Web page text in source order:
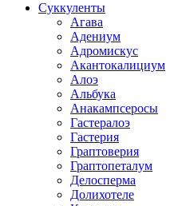
Суккуленты
Агава
Адениум
Адромискус
Акантокалициум
Алоэ
Альбука
Анакампсеросы
Гастералоэ
Гастерия
Граптоверия
Граптопеталум
Делосперма
Долихотеле